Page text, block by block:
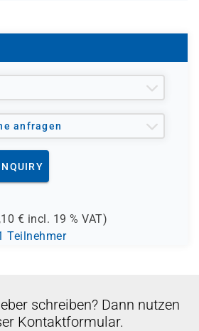
anfragen
€ incl. 19 % VAT)
Teilnehmer
schreiben? Dann nutzen
Kontaktformular.